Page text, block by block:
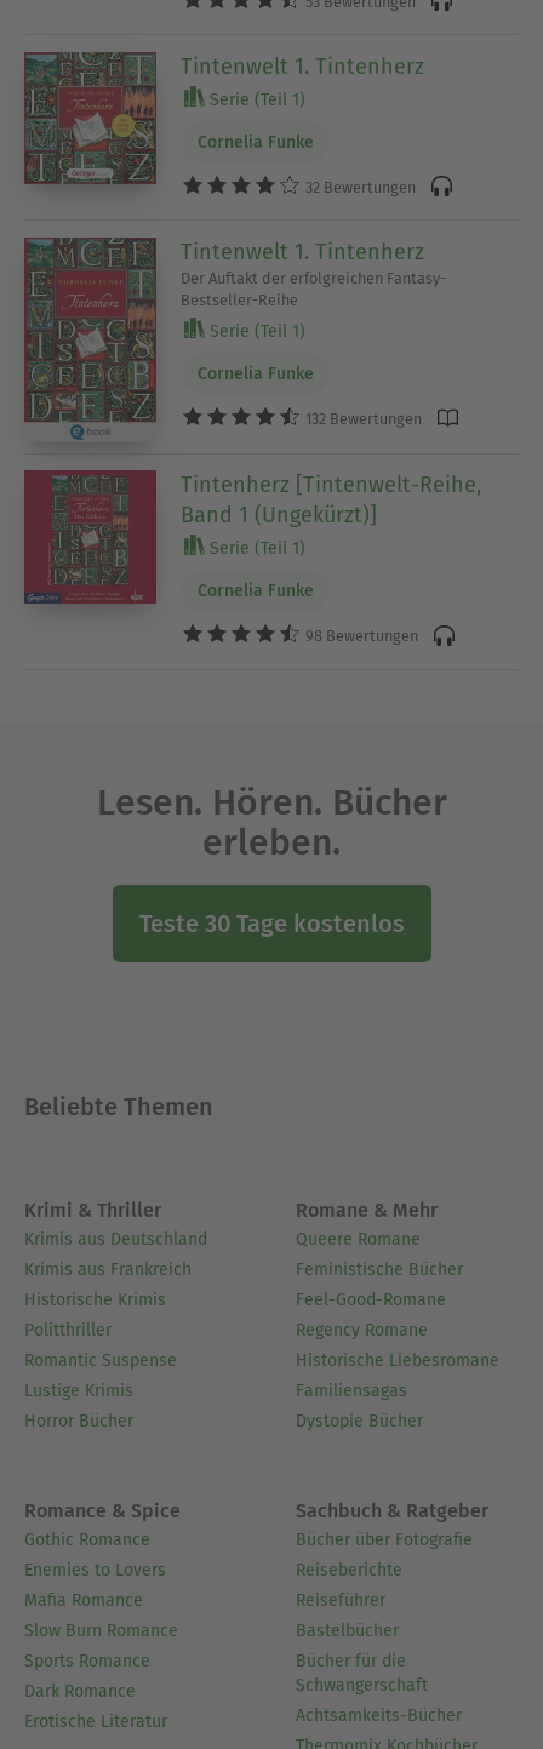
Tintenwelt 1. Tintenherz
Serie (Teil 1)
Cornelia Funke
32 Bewertungen
Tintenwelt 1. Tintenherz
Der Auftakt der erfolgreichen Fantasy-
Bestseller-Reihe
Serie (Teil 1)
Cornelia Funke
132 Bewertungen
Tintenherz [Tintenwelt-Reihe,
Band 1 (Ungekürzt)]
Serie (Teil 1)
Cornelia Funke
98 Bewertungen
Lesen. Hören. Bücher
erleben.
Teste 30 Tage kostenlos
Beliebte Themen
Krimi & Thriller
Krimis aus Deutschland
Krimis aus Frankreich
Historische Krimis
Politthriller
Romantic Suspense
Lustige Krimis
Horror Bücher
Romane & Mehr
Queere Romane
Feministische Bücher
Feel-Good-Romane
Regency Romane
Historische Liebesromane
Familiensagas
Dystopie Bücher
Romance & Spice
Gothic Romance
Enemies to Lovers
Mafia Romance
Slow Burn Romance
Sports Romance
Dark Romance
Erotische Literatur
Sachbuch & Ratgeber
Bücher über Fotografie
Reiseberichte
Reiseführer
Bastelbücher
Bücher für die
Schwangerschaft
Achtsamkeits-Bücher